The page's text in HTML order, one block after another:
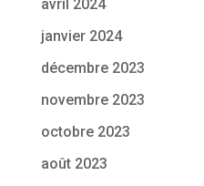
avril 2024
janvier 2024
décembre 2023
novembre 2023
octobre 2023
août 2023